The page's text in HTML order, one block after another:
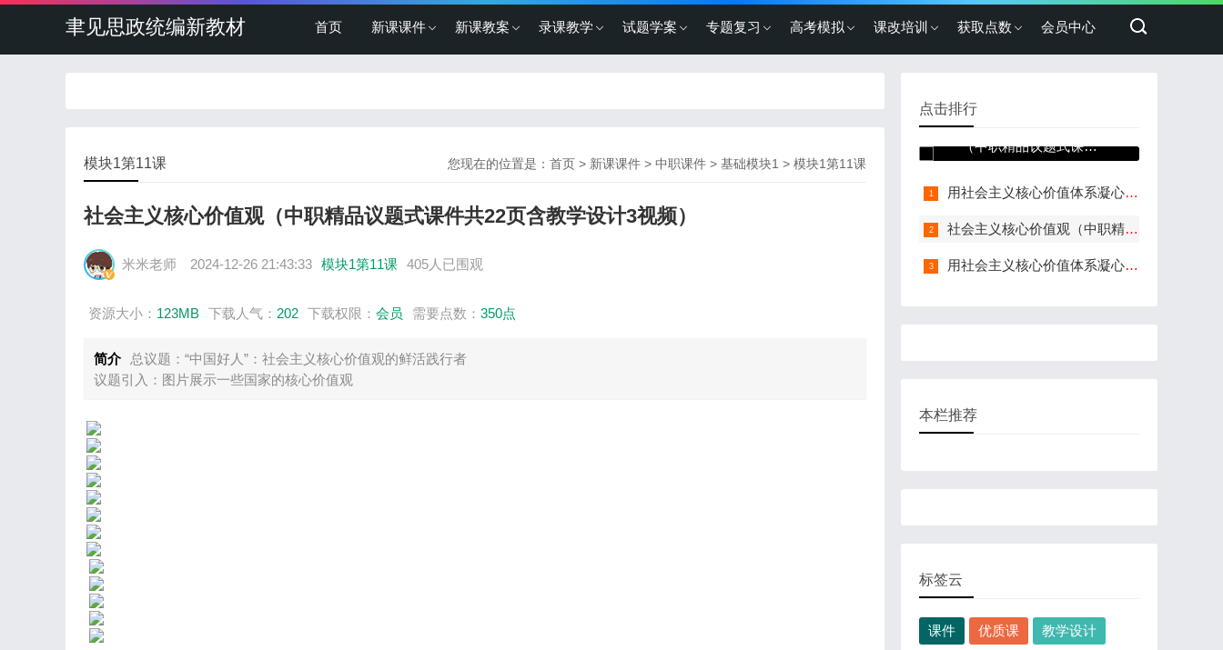
聿见思政统编新教材 首页 新课课件 新课教案 录课教学 试题学案 专题复习 高考模拟 课改培训 获取点数 会员中心
您现在的位置是： 首页 > 新课课件 > 中职课件 > 基础模块1 > 模块1第11课
模块1第11课
社会主义核心价值观（中职精品议题式课件共22页含教学设计3视频）
米米老师 2024-12-26 21:43:33 模块1第11课 405人已围观
资源大小： 123MB 下载人气： 202 下载权限： 会员 需要点数： 350点
简介
总议题：“中国好人”：社会主义核心价值观的鲜活践行者
议题引入：图片展示一些国家的核心价值观
点击排行
社会主义核心价值观
（中职精品议题式课件
共27页含教学设计3视
频）
用社会主义核心价值体系凝心聚力（中职精品议题式课件共30页含教学设计4视频）
社会主义核心价值观（中职精品议题式课件共22页含教学设计3视频）
用社会主义核心价值体系凝心聚力（中职精品议题式课件共28页含教学设计2视频）
本栏推荐
标签云
课件 优质课 教学设计